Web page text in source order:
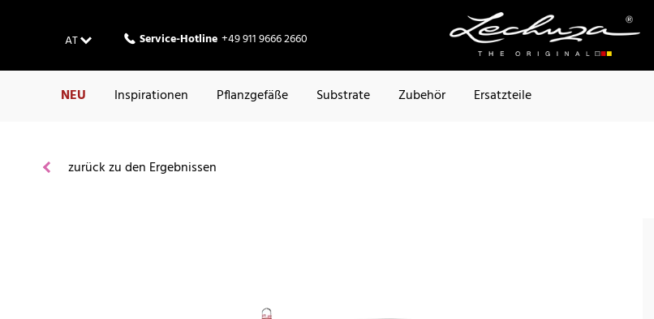
AT Service-Hotline +49 911 9666 2660
NEU Inspirationen Pflanzgefäße Substrate Zubehör Ersatzteile
zurück zu den Ergebnissen